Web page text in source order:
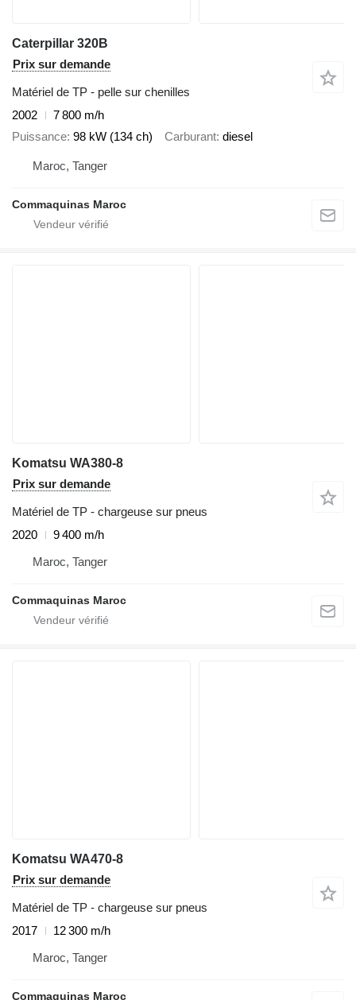
Caterpillar 320B
Prix sur demande
Matériel de TP - pelle sur chenilles
2002
7 800 m/h
Puissance 98 kW (134 ch) Carburant diesel
Maroc, Tanger
Commaquinas Maroc
Komatsu WA380-8
Prix sur demande
Matériel de TP - chargeuse sur pneus
2020
9 400 m/h
Maroc, Tanger
Commaquinas Maroc
Komatsu WA470-8
Prix sur demande
Matériel de TP - chargeuse sur pneus
2017
12 300 m/h
Maroc, Tanger
Commaquinas Maroc